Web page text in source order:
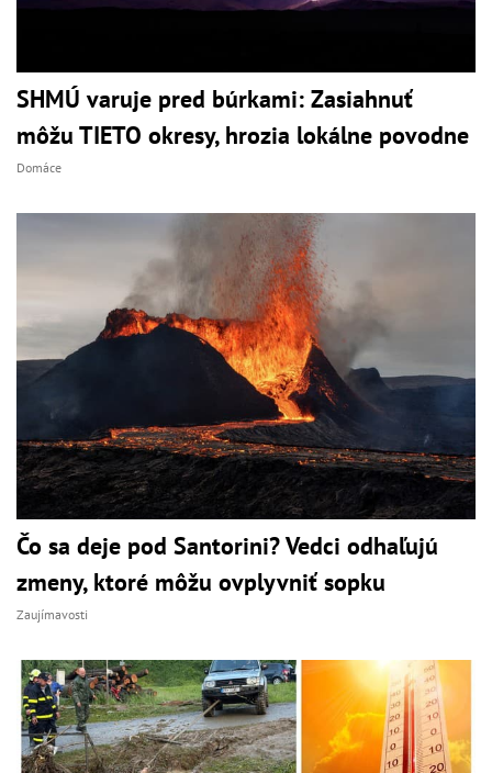
SHMÚ varuje pred búrkami: Zasiahnuť
môžu TIETO okresy, hrozia lokálne povodne
Domáce
Čo sa deje pod Santorini? Vedci odhaľujú
zmeny, ktoré môžu ovplyvniť sopku
Zaujímavosti